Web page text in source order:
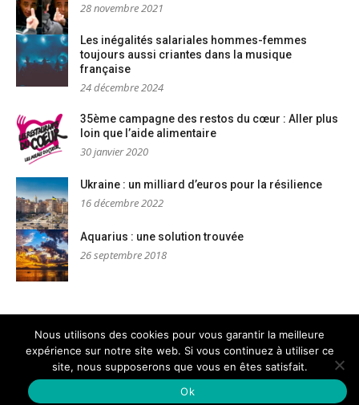
28 novembre 2021
Les inégalités salariales hommes-femmes
toujours aussi criantes dans la musique
française
24 décembre 2024
35ème campagne des restos du cœur : Aller plus
loin que l’aide alimentaire
30 janvier 2020
Ukraine : un milliard d’euros pour la résilience
16 décembre 2022
Aquarius : une solution trouvée
26 septembre 2018
Mentions légales
Nous contacter
Copyright © AM Dignités - L'info sociale, solidaire et engagée–
Thème Glob parFameThemes
Nous utilisons des cookies pour vous garantir la meilleure
expérience sur notre site web. Si vous continuez à utiliser ce
site, nous supposerons que vous en êtes satisfait.
Ok